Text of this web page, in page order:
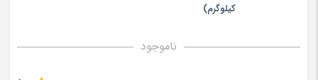
کیلوگرم)
ناموجود